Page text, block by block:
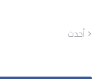
أحدث